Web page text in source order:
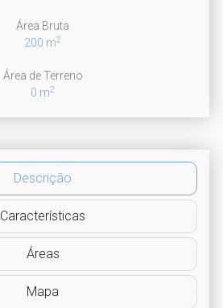
Área Bruta
200 m2
Área de Terreno
0 m2
Descrição
Características
Áreas
Mapa